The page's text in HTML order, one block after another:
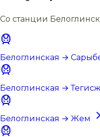
Со станции
Белоглинская →
Белоглинская →
Белоглинская → Жем